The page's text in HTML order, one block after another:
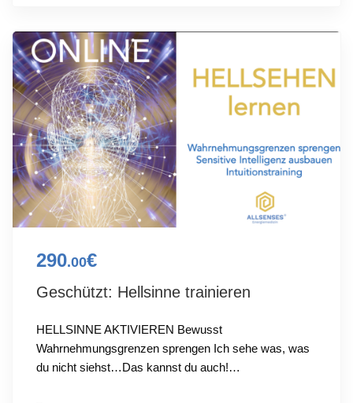
290.00€
Geschützt: Hellsinne trainieren
HELLSINNE AKTIVIEREN Bewusst
Wahrnehmungsgrenzen sprengen Ich sehe was, was
du nicht siehst…Das kannst du auch!…